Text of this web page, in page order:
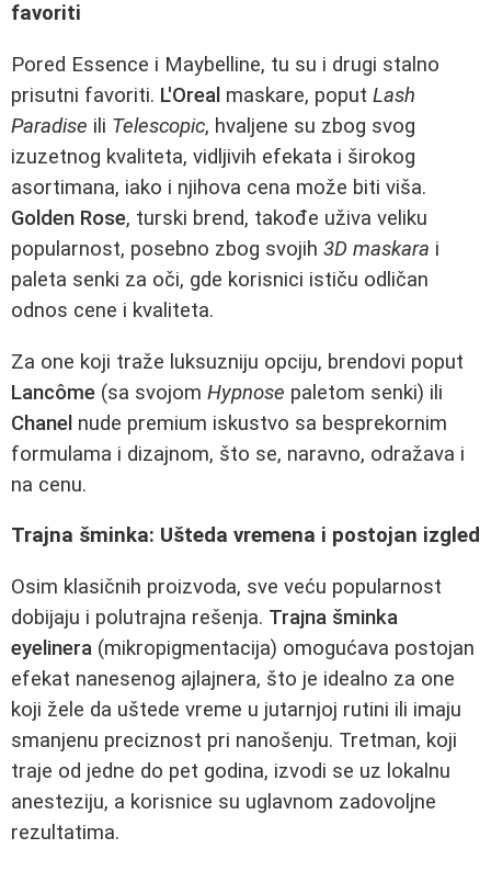
favoriti
Pored Essence i Maybelline, tu su i drugi stalno
prisutni favoriti. L'Oreal maskare, poput Lash
Paradise ili Telescopic, hvaljene su zbog svog
izuzetnog kvaliteta, vidljivih efekata i širokog
asortimana, iako i njihova cena može biti viša.
Golden Rose, turski brend, takođe uživa veliku
popularnost, posebno zbog svojih 3D maskara i
paleta senki za oči, gde korisnici ističu odličan
odnos cene i kvaliteta.
Za one koji traže luksuzniju opciju, brendovi poput
Lancôme (sa svojom Hypnose paletom senki) ili
Chanel nude premium iskustvo sa besprekornim
formulama i dizajnom, što se, naravno, odražava i
na cenu.
Trajna šminka: Ušteda vremena i postojan izgled
Osim klasičnih proizvoda, sve veću popularnost
dobijaju i polutrajna rešenja. Trajna šminka
eyelinera (mikropigmentacija) omogućava postojan
efekat nanesenog ajlajnera, što je idealno za one
koji žele da uštede vreme u jutarnjoj rutini ili imaju
smanjenu preciznost pri nanošenju. Tretman, koji
traje od jedne do pet godina, izvodi se uz lokalnu
anesteziju, a korisnice su uglavnom zadovoljne
rezultatima.